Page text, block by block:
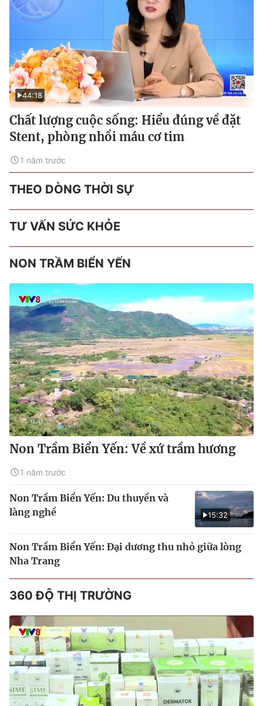
44:18
Chất lượng cuộc sống: Hiểu đúng về đặt
Stent, phòng nhồi máu cơ tim
1 năm trước
THEO DÒNG THỜI SỰ
TƯ VẤN SỨC KHỎE
NON TRẦM BIỂN YẾN
Non Trầm Biển Yến: Về xứ trầm hương
1 năm trước
15:32
Non Trầm Biển Yến: Du thuyền và
làng nghề
Non Trầm Biển Yến: Đại dương thu nhỏ giữa lòng
Nha Trang
360 ĐỘ THỊ TRƯỜNG